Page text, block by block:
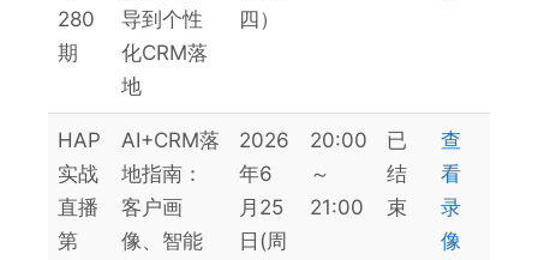
280
期
导到个性
化CRM落
地
四）
HAP
实战
直播
第
AI+CRM落
地指南：
客户画
像、智能
2026
年6
月25
日(周
20:00
～
21:00
已
结
束
查
看
录
像